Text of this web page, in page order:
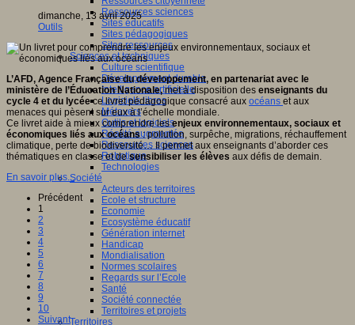
Ressources sciences
Sites éducatifs
Sites pédagogiques
Sites ressources
Sciences et techniques
Culture scientifique
Développement durable
Intelligence artificielle
Logiciels libres
Métavers
Outils et logiciels
Réalité augmentée
Ressources sciences
Robotique
Technologies
Société
Acteurs des territoires
Ecole et structure
Economie
Ecosystème éducatif
Génération internet
Handicap
Mondialisation
Normes scolaires
Regards sur l’Ecole
Santé
Société connectée
Territoires et projets
Territoires
dimanche, 13 avril 2025
Outils
L’AFD, Agence Française du développement, en partenariat avec le
ministère de l’Éducation Nationale,met à disposition des enseignants du
cycle 4 et du lycéece livret pédagogique consacré aux océans et aux
menaces qui pèsent sur eux à l’échelle mondiale.
Ce livret aide à mieux comprendre lesenjeux environnementaux, sociaux et
économiques liés aux océans: pollution, surpêche, migrations, réchauffement
climatique, perte de biodiversité… Il permet aux enseignants d’aborder ces
thématiques en classe et desensibiliser les élèves aux défis de demain.
En savoir plus...
Précédent
1
2
3
4
5
6
7
8
9
10
Suivant